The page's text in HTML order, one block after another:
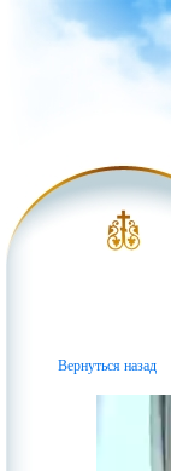
Вернуться назад